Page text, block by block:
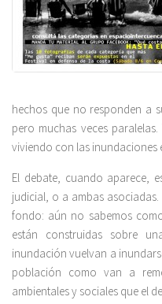
hechos que no responden a
pero muchas veces
viviendo con las inundaciones
El debate, cuando aparece,
judicial, o a ambas
fondo: aún no sabemos
están construidas sobre
inundación vuelvan a
población como van a
ambientales y sociales que el